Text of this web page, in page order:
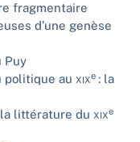
fragmentaire
d’une genèse
Puy
politique au xixe : la
littérature du xixe